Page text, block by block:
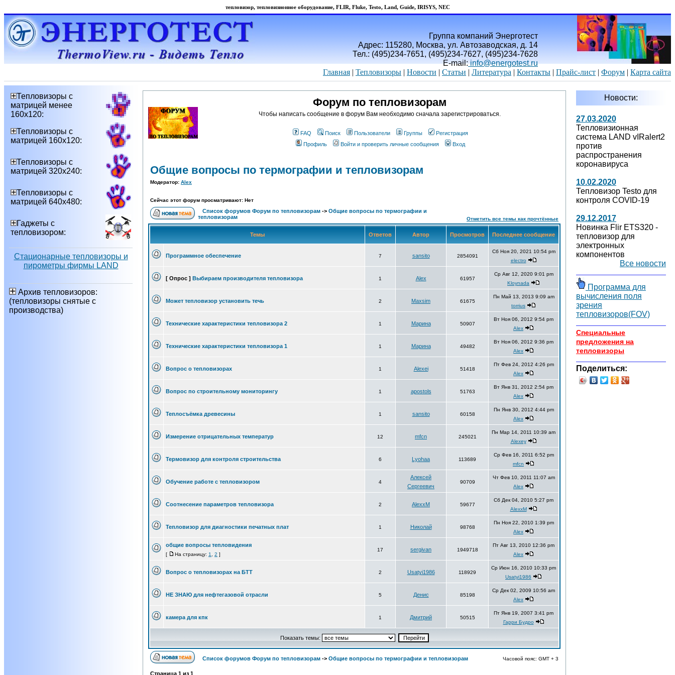
тепловизор, тепловизионное оборудование, FLIR, Fluke, Testo, Land, Guide, IRISYS, NEC
Группа компаний Энерготест
Адрес: 115280, Москва, ул. Автозаводская, д. 14
Тел.: (495)234-7651, (495)234-7627, (495)234-7628
E-mail:info@energotest.ru
Главная | Тепловизоры | Новости | Статьи | Литература | Контакты | Прайс-лист | Форум | Карта сайта
Тепловизоры с
матрицей менее
160х120:
Тепловизоры с
матрицей 160х120:
Тепловизоры с
матрицей 320х240:
Тепловизоры с
матрицей 640х480:
Гаджеты с
тепловизором:
Стационарные тепловизоры и
пирометры фирмы LAND
Архив тепловизоров:
(тепловизоры снятые с
производства)
Форум по тепловизорам
Чтобы написать сообщение в форум Вам необходимо сначала зарегистрироваться.
FAQ Поиск Пользователи Группы
Регистрация
Профиль
Войти и проверить личные сообщения Вход
Общие вопросы по термографии и тепловизорам
Модератор: Alex
Сейчас этот форум просматривают: Нет
Список форумов Форум по тепловизорам -> Общие вопросы по термографии и
тепловизорам
Отметить все темы как прочтённые
Темы Ответов Автор Просмотров Последнее сообщение
Программное обеспечение 7 sansito 2854091
Сб Ноя 20, 2021 10:54 pm
electro
[ Опрос ] Выбираем производителя тепловизора 1 Alex 61957
Ср Авг 12, 2020 9:01 pm
Kloynada
Может тепловизор установить течь 2 Maxsim 61675
Пн Май 13, 2013 9:09 am
torrius
Технические характеристики тепловизора 2 1 Марина 50907
Вт Ноя 06, 2012 9:54 pm
Alex
Технические характеристики тепловизора 1 1 Марина 49482
Вт Ноя 06, 2012 9:36 pm
Alex
Вопрос о тепловизорах 1 Alexei 51418
Пт Фев 24, 2012 4:26 pm
Alex
Вопрос по строительному мониторингу 1 apostols 51763
Вт Янв 31, 2012 2:54 pm
Alex
Теплосъёмка древесины 1 sansito 60158
Пн Янв 30, 2012 4:44 pm
Alex
Измерение отрицательных температур 12 mfcn 245021
Пн Мар 14, 2011 10:39 am
Alexey
Термовизор для контроля строительства 6 Lyohaa 113689
Ср Фев 16, 2011 6:52 pm
mfcn
Обучение работе с тепловизором 4
Алексей
Сергеевич
90709
Чт Фев 10, 2011 11:07 am
Alex
Соотнесение параметров тепловизора 2 AlexxM 59677
Сб Дек 04, 2010 5:27 pm
AlexxM
Тепловизор для диагностики печатных плат 1 Николай 98768
Пн Ноя 22, 2010 1:39 pm
Alex
общие вопросы тепловидения
[ На страницу: 1, 2 ]
17 sergivan 1949718
Пт Авг 13, 2010 12:36 pm
Alex
Вопрос о тепловизорах на БТТ 2 Usatyi1986 118929
Ср Июн 16, 2010 10:33 pm
Usatyi1986
НЕ ЗНАЮ для нефтегазовой отрасли 5 Денис 85198
Ср Дек 02, 2009 10:56 am
Alex
камера для кпк 1 Дмитрий 50515
Пт Янв 19, 2007 3:41 pm
Гарри Будро
Показать темы:
Список форумов Форум по тепловизорам -> Общие вопросы по термографии и тепловизорам Часовой пояс: GMT + 3
Страница 1 из 1
Новости:
27.03.2020
Тепловизионная
система LAND vIRalert2
против
распространения
коронавируса
10.02.2020
Тепловизор Testo для
контроля COVID-19
29.12.2017
Новинка Flir ETS320 -
тепловизор для
электронных
компонентов
Все новости
Программа для
вычисления поля
зрения
тепловизоров(FOV)
Специальные
предложения на
тепловизоры
Поделиться: